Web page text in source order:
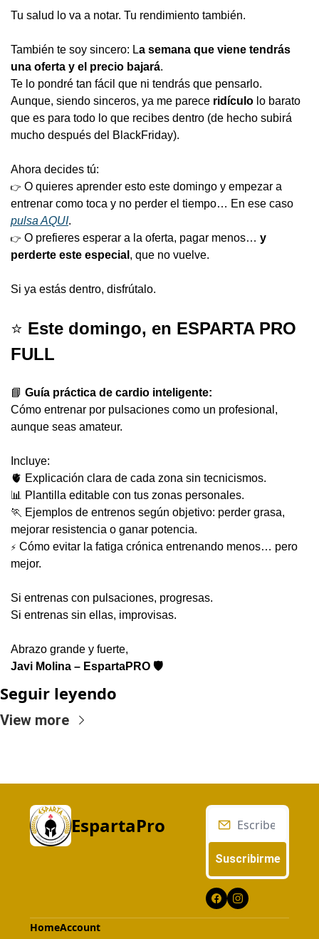
Tu salud lo va a notar. Tu rendimiento también.
También te soy sincero: La semana que viene tendrás
una oferta y el precio bajará.
Te lo pondré tan fácil que ni tendrás que pensarlo.
Aunque, siendo sinceros, ya me parece ridículo lo barato
que es para todo lo que recibes dentro (de hecho subirá
mucho después del BlackFriday).
Ahora decides tú:
👉 O quieres aprender esto este domingo y empezar a
entrenar
pulsa AQUI.
👉 O prefieres esperar a la oferta, pagar menos… y
perderte este especial , que no vuelve.
Si ya estás dentro, disfrútalo.
⭐️ Este domingo, en ESPARTA PRO
FULL
📘 Guía práctica de cardio inteligente:
Cómo entrenar por pulsaciones como un profesional,
aunque seas amateur.
Incluye:
🫀 Explicación clara de cada zona sin tecnicismos.
📊 Plantilla editable con tus zonas personales.
🏃 Ejemplos de entrenos según objetivo: perder grasa,
mejorar resistencia o ganar potencia.
⚡ Cómo evitar la fatiga crónica entrenando menos… pero
mejor.
Si entrenas con pulsaciones, progresas.
Si entrenas sin ellas, improvisas.
Abrazo grande y fuerte,
Javi Molina – EspartaPRO 🛡️
Seguir leyendo
View more
EspartaPro
Suscribirme
HomeAccount